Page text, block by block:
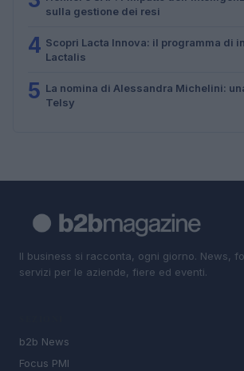
sulla gestione dei resi
4 Scopri Lacta Innova: il programma di
Lactalis
5 La nomina di Alessandra Michelini:
Telsy
Il business si racconta, ogni giorno. News,
servizi per le aziende, fiere ed eventi.
b2b News
Focus PMI